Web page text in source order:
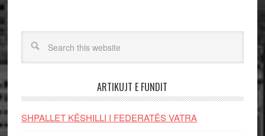
ARTIKUJT E FUNDIT
SHPALLET KËSHILLI I FEDERATËS VATRA